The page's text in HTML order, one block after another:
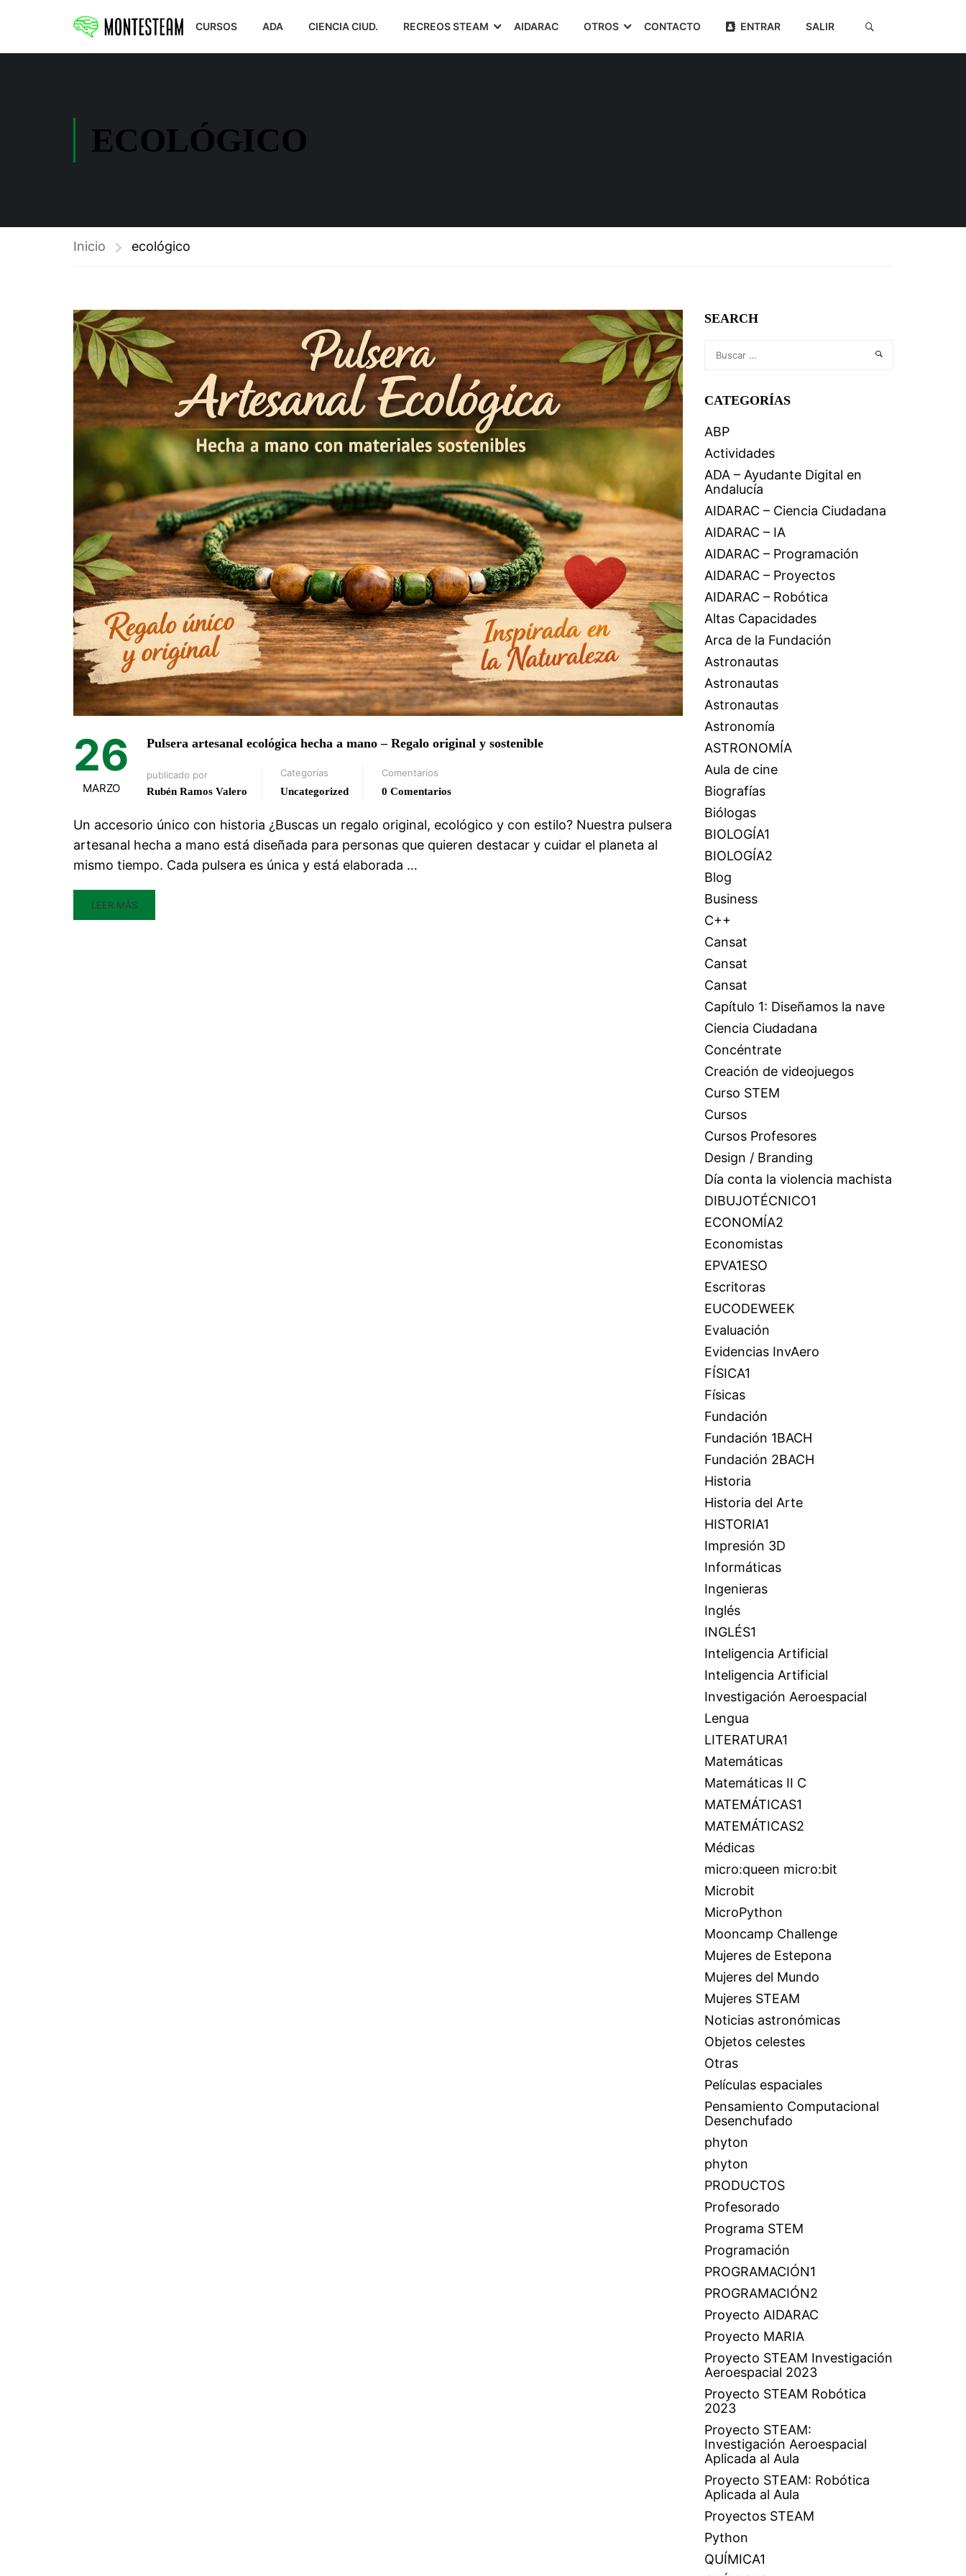
CURSOS ADA CIENCIA CIUD. RECREOS STEAM AIDARAC OTROS CONTACTO ENTRAR SALIR
ECOLÓGICO
Inicio ecológico
26
MARZO
Pulsera artesanal ecológica hecha a mano – Regalo original y sostenible
publicado por
Rubén Ramos Valero
Categorías
Uncategorized
Comentarios
0 Comentarios
Un accesorio único con historia ¿Buscas un regalo original, ecológico y con estilo? Nuestra pulsera
artesanal hecha a mano está diseñada para personas que quieren destacar y cuidar el planeta al
mismo tiempo. Cada pulsera es única y está elaborada …
LEER MÁS
SEARCH
CATEGORÍAS
ABP
Actividades
ADA – Ayudante Digital en
Andalucía
AIDARAC – Ciencia Ciudadana
AIDARAC – IA
AIDARAC – Programación
AIDARAC – Proyectos
AIDARAC – Robótica
Altas Capacidades
Arca de la Fundación
Astronautas
Astronautas
Astronautas
Astronomía
ASTRONOMÍA
Aula de cine
Biografías
Biólogas
BIOLOGÍA1
BIOLOGÍA2
Blog
Business
C++
Cansat
Cansat
Cansat
Capítulo 1: Diseñamos la nave
Ciencia Ciudadana
Concéntrate
Creación de videojuegos
Curso STEM
Cursos
Cursos Profesores
Design / Branding
Día conta la violencia machista
DIBUJOTÉCNICO1
ECONOMÍA2
Economistas
EPVA1ESO
Escritoras
EUCODEWEEK
Evaluación
Evidencias InvAero
FÍSICA1
Físicas
Fundación
Fundación 1BACH
Fundación 2BACH
Historia
Historia del Arte
HISTORIA1
Impresión 3D
Informáticas
Ingenieras
Inglés
INGLÉS1
Inteligencia Artificial
Inteligencia Artificial
Investigación Aeroespacial
Lengua
LITERATURA1
Matemáticas
Matemáticas II C
MATEMÁTICAS1
MATEMÁTICAS2
Médicas
micro:queen micro:bit
Microbit
MicroPython
Mooncamp Challenge
Mujeres de Estepona
Mujeres del Mundo
Mujeres STEAM
Noticias astronómicas
Objetos celestes
Otras
Películas espaciales
Pensamiento Computacional
Desenchufado
phyton
phyton
PRODUCTOS
Profesorado
Programa STEM
Programación
PROGRAMACIÓN1
PROGRAMACIÓN2
Proyecto AIDARAC
Proyecto MARIA
Proyecto STEAM Investigación
Aeroespacial 2023
Proyecto STEAM Robótica
2023
Proyecto STEAM:
Investigación Aeroespacial
Aplicada al Aula
Proyecto STEAM: Robótica
Aplicada al Aula
Proyectos STEAM
Python
QUÍMICA1